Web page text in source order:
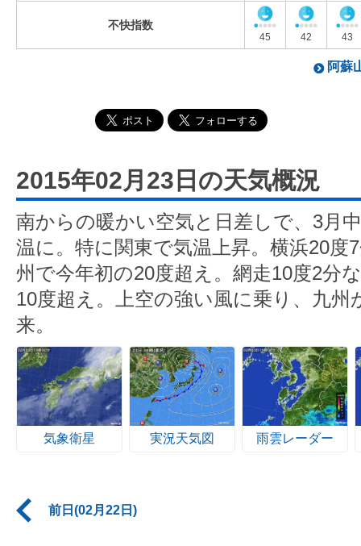
不快指数
45 42 43
阿蘇
2015年02月23日の天気概況
南からの暖かい空気と日差しで、3月
温に。特に関東で気温上昇。横浜20度
州で今年初の20度超え。網走10度2分
10度超え。上空の強い風に乗り、九州
来。
気象衛星 実況天気図 雨雲レーダー
前日(02月22日)